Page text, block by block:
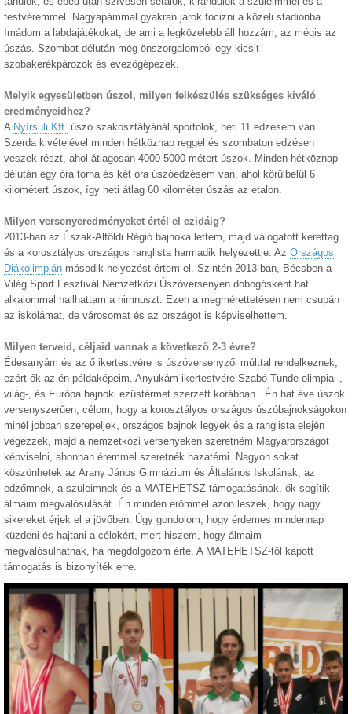
testvéremmel. Nagyapámmal gyakran járok focizni a közeli stadionba.
Imádom a labdajátékokat, de ami a legközelebb áll hozzám, az mégis az
úszás. Szombat délután még önszorgalomból egy kicsit
szobakerékpározok és evezőgépezek.
Melyik egyesületben úszol, milyen felkészülés szükséges kiváló
eredményeidhez?
A Nyírsuli Kft. úszó szakosztályánál sportolok, heti 11 edzésem van.
Szerda kivételével minden hétköznap reggel és szombaton edzésen
veszek részt, ahol átlagosan 4000-5000 métert úszok. Minden hétköznap
délután egy óra torna és két óra úszóedzésem van, ahol körülbelül 6
kilométert úszok, így heti átlag 60 kilométer úszás az etalon.
Milyen versenyeredményeket értél el ezidáig?
2013-ban az Észak-Alföldi Régió bajnoka lettem, majd válogatott kerettag
és a korosztályos országos ranglista harmadik helyezettje. Az Országos
Diákolimpián második helyezést értem el. Szintén 2013-ban, Bécsben a
Világ Sport Fesztivál Nemzetközi Úszóversenyen dobogósként hat
alkalommal hallhattam a himnuszt. Ezen a megmérettetésen nem csupán
az iskolámat, de városomat és az országot is képviselhettem.
Milyen terveid, céljaid vannak a következő 2-3 évre?
Édesanyám és az ő ikertestvére is úszóversenyzői múlttal rendelkeznek,
ezért ők az én példaképeim. Anyukám ikertestvére Szabó Tünde olimpiai-,
világ-, és Európa bajnoki ezüstérmet szerzett korábban. Én hat éve úszok
versenyszerűen; célom, hogy a korosztályos országos úszóbajnokságokon
minél jobban szerepeljek, országos bajnok legyek és a ranglista elején
végezzek, majd a nemzetközi versenyeken szeretném Magyarországot
képviselni, ahonnan éremmel szeretnék hazatérni. Nagyon sokat
köszönhetek az Arany János Gimnázium és Általános Iskolának, az
edzőmnek, a szüleimnek és a MATEHETSZ támogatásának, ők segítik
álmaim megvalósulását. Én minden erőmmel azon leszek, hogy nagy
sikereket érjek el a jövőben. Úgy gondolom, hogy érdemes mindennap
küzdeni és hajtani a célokért, mert hiszem, hogy álmaim
megvalósulhatnak, ha megdolgozom érte. A MATEHETSZ-től kapott
támogatás is bizonyíték erre.